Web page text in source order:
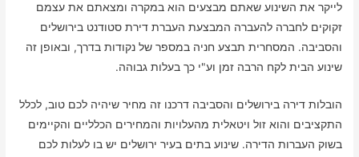
לייקר את השינוע שאתם מבצעים הוא במקרה ומצאתם את עצמם
זקוקים לחברה להעברה המבצעת העברת דירת סטודנט בירושלים
והסביבה. המסחרית תבצע חניה במספר של נקודות בדרך, ובאופן זה
שינוע הבית לקח הרבה זמן וע"י כך בעלות גבוהה.
הובלות דירה בירושלים והסביבה דרכנו זה מחיר שיהיה לכם טוב, לכלל
התקציבים והוא זול ויטאלית מהעלויות והמחירים הכלליים והקיימים
בשוק העברות הדירה. שינוע בתים בעיר ירושלים יש בו לעלות לכם